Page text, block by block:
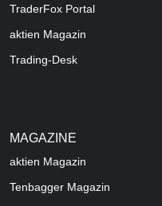
TraderFox Portal
aktien Magazin
Trading-Desk
MAGAZINE
aktien Magazin
Tenbagger Magazin